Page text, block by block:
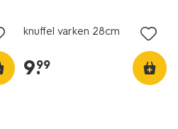
knuffel varken 28cm
9.
99